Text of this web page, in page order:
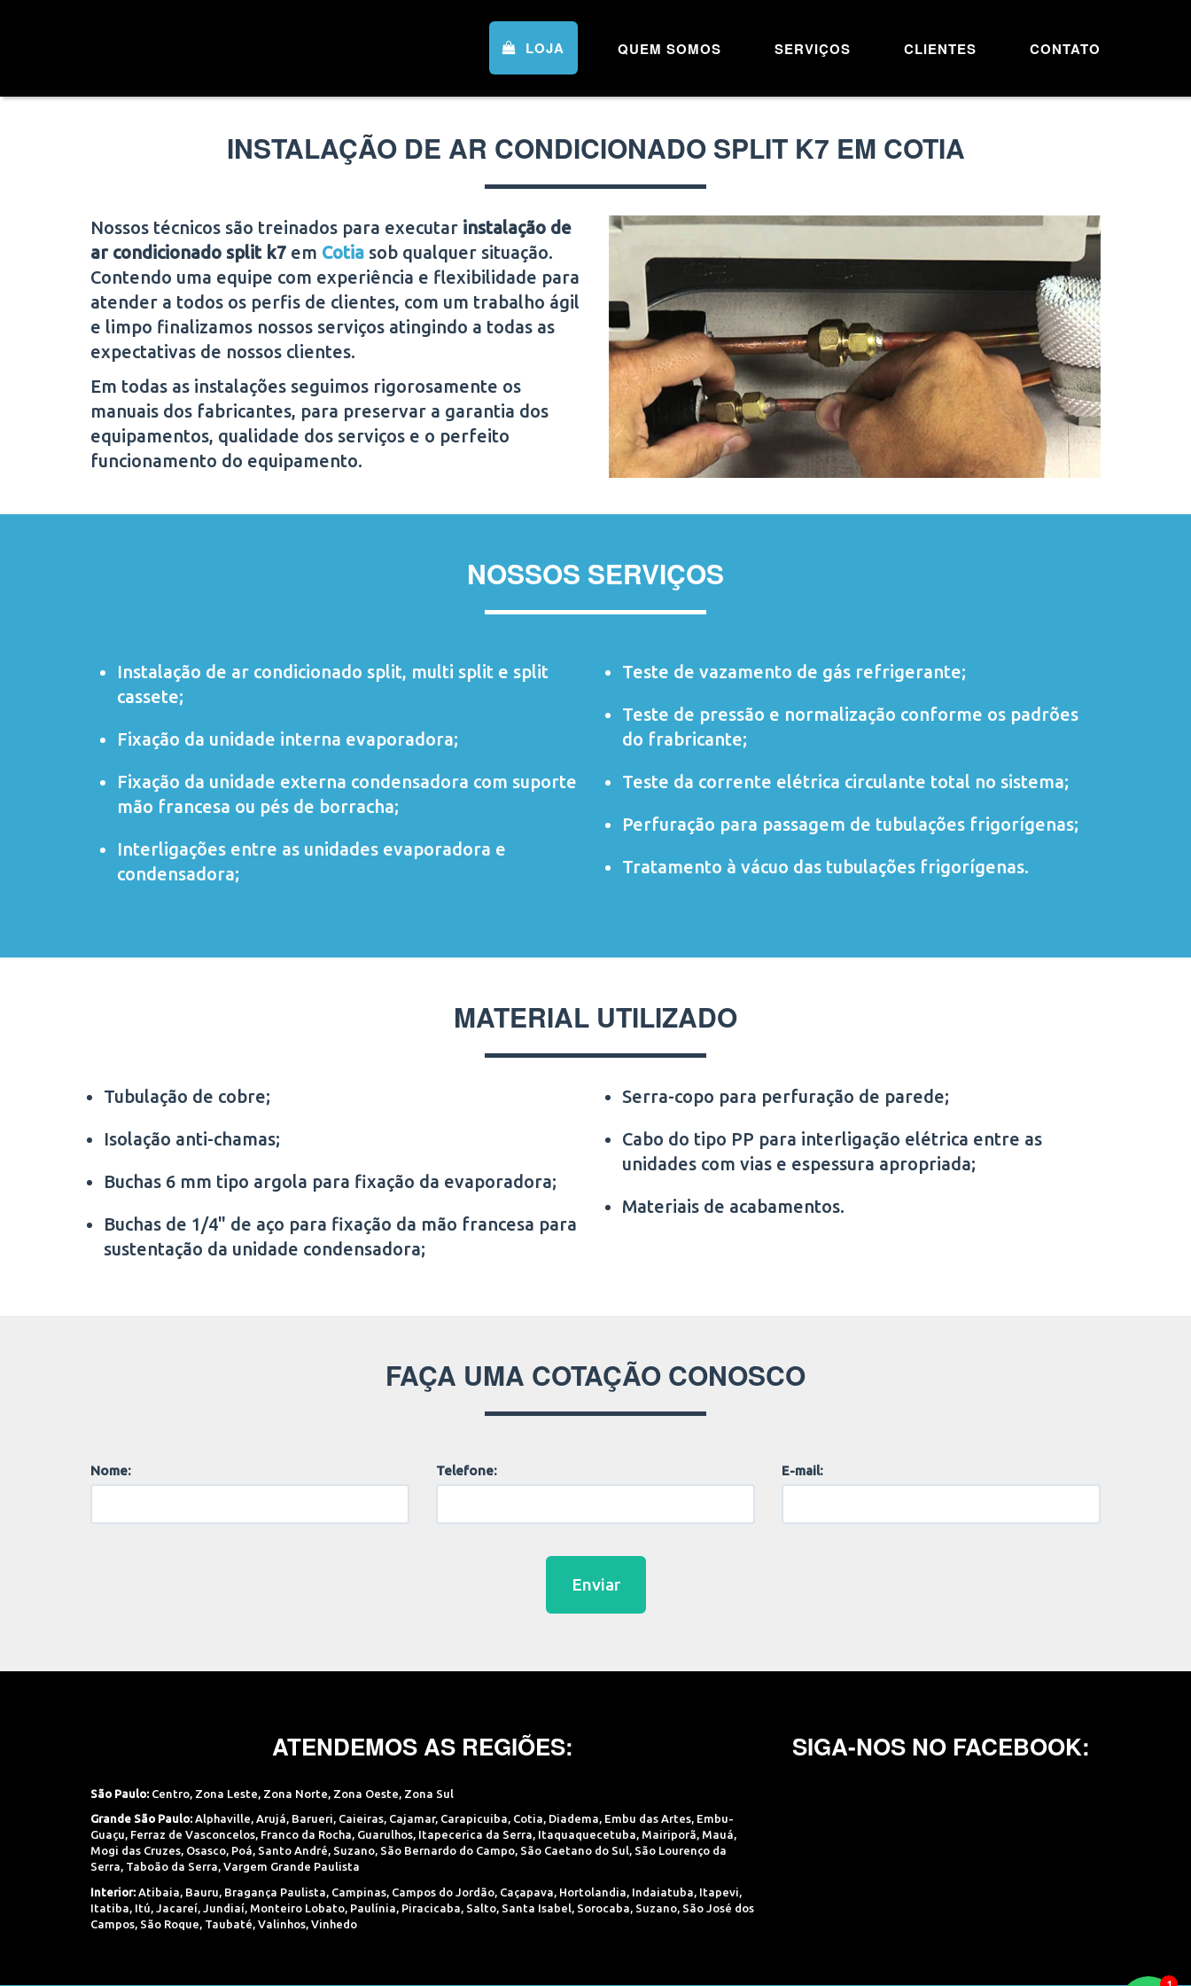
LOJA QUEM SOMOS SERVIÇOS CLIENTES CONTATO
INSTALAÇÃO DE AR CONDICIONADO SPLIT K7 EM COTIA
Nossos técnicos são treinados para executar instalação de
ar condicionado split k7 em Cotia sob qualquer situação.
Contendo uma equipe com experiência e flexibilidade para
atender a todos os perfis de clientes, com um trabalho ágil
e limpo finalizamos nossos serviços atingindo a todas as
expectativas de nossos clientes.
Em todas as instalações seguimos rigorosamente os
manuais dos fabricantes, para preservar a garantia dos
equipamentos, qualidade dos serviços e o perfeito
funcionamento do equipamento.
NOSSOS SERVIÇOS
Instalação de ar condicionado split, multi split e split
cassete;
Fixação da unidade interna evaporadora;
Fixação da unidade externa condensadora com suporte
mão francesa ou pés de borracha;
Interligações entre as unidades evaporadora e
condensadora;
Teste de vazamento de gás refrigerante;
Teste de pressão e normalização conforme os padrões
do frabricante;
Teste da corrente elétrica circulante total no sistema;
Perfuração para passagem de tubulações frigorígenas;
Tratamento à vácuo das tubulações frigorígenas.
MATERIAL UTILIZADO
Tubulação de cobre;
Isolação anti-chamas;
Buchas 6 mm tipo argola para fixação da evaporadora;
Buchas de 1/4" de aço para fixação da mão francesa para
sustentação da unidade condensadora;
Serra-copo para perfuração de parede;
Cabo do tipo PP para interligação elétrica entre as
unidades com vias e espessura apropriada;
Materiais de acabamentos.
FAÇA UMA COTAÇÃO CONOSCO
Nome: Telefone: E-mail:
Enviar
ATENDEMOS AS REGIÕES:
São Paulo: Centro Zona Leste Zona Norte Zona Oeste Zona Sul
Grande São Paulo: Alphaville, Arujá, Barueri, Caieiras, Cajamar, Carapicuiba, Cotia, Diadema, Embu das Artes, Embu-
Guaçu, Ferraz de Vasconcelos, Franco da Rocha, Guarulhos, Itapecerica da Serra, Itaquaquecetuba, Mairiporã, Mauá,
Mogi das Cruzes, Osasco, Poá, Santo André, Suzano, São Bernardo do Campo, São Caetano do Sul, São Lourenço da
Serra, Taboão da Serra, Vargem Grande Paulista
Interior: Atibaia Bauru Bragança Paulista Campinas Campos do Jordão Caçapava Hortolandia Indaiatuba Itapevi
Itatiba Itú Jacareí Jundiaí Monteiro Lobato Paulínia Piracicaba Salto Santa Isabel Sorocaba Suzano São José dos
Campos São Roque Taubaté Valinhos Vinhedo
SIGA-NOS NO FACEBOOK: